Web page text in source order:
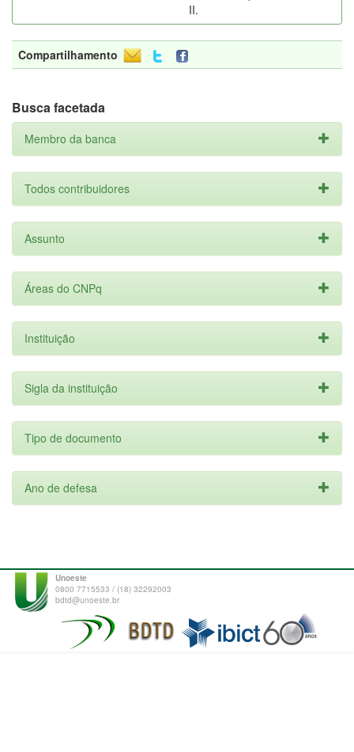
II.
Compartilhamento
Busca facetada
Membro da banca
Todos contribuidores
Assunto
Áreas do CNPq
Instituição
Sigla da instituição
Tipo de documento
Ano de defesa
Unoeste
0800 7715533 / (18) 32292003
bdtd@unoeste.br